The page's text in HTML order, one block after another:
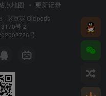
点地图 更新记录
· 老豆荚 Oldpods
号-2
号